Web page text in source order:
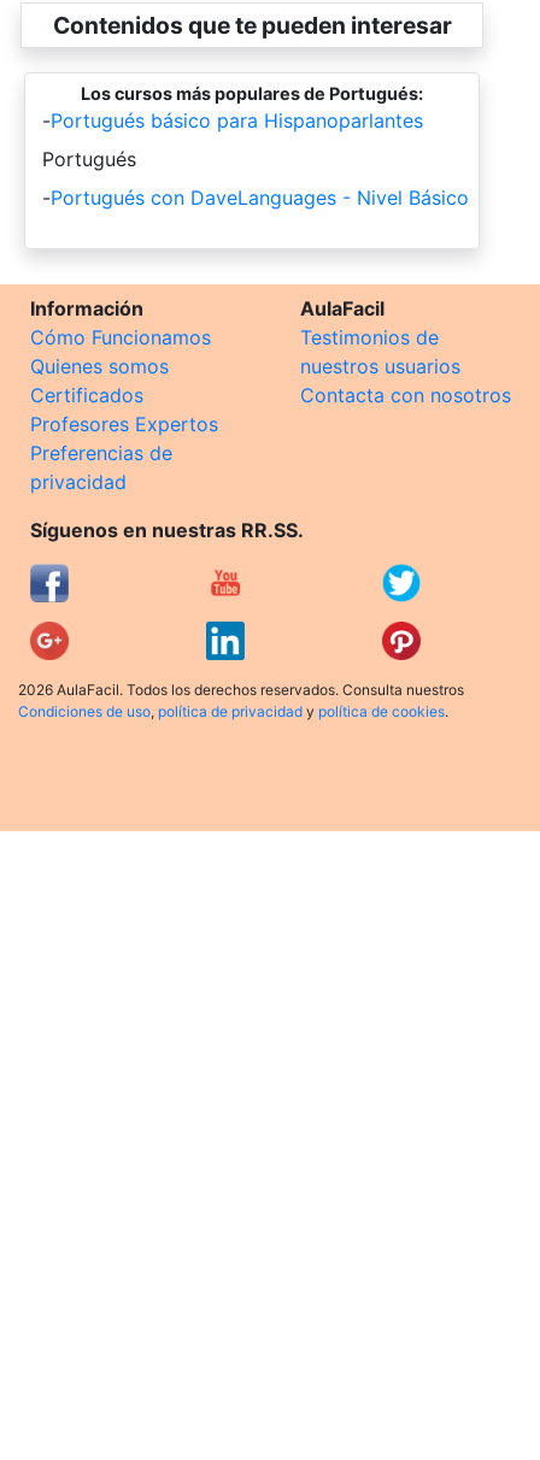
Contenidos que te pueden interesar
Los cursos más populares de Portugués:
-Portugués básico para Hispanoparlantes
-
Portugués
-Portugués con DaveLanguages - Nivel Básico
Información
Cómo Funcionamos
Quienes somos
Certificados
Profesores Expertos
Preferencias de
privacidad
AulaFacil
Testimonios de
nuestros usuarios
Contacta con nosotros
Síguenos en nuestras RR.SS.
2026 AulaFacil. Todos los derechos reservados. Consulta nuestros
Condiciones de uso, política de privacidad y política de cookies.